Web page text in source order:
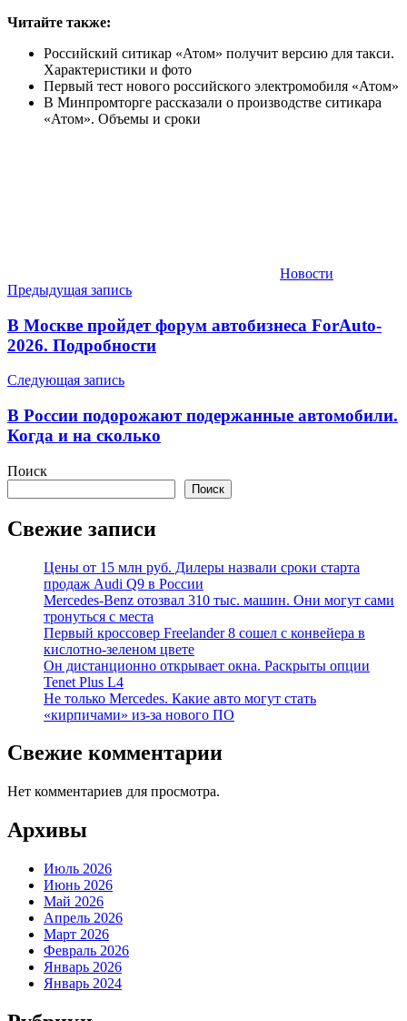
Читайте также:
Российский ситикар «Атом» получит версию для такси.
Характеристики и фото
Первый тест нового российского электромобиля «Атом»
В Минпромторге рассказали о производстве ситикара
«Атом». Объемы и сроки
Новости
Навигация
по
записям
Предыдущая запись
В Москве пройдет форум автобизнеса ForAuto-
2026. Подробности
Следующая запись
В России подорожают подержанные автомобили.
Когда и на сколько
Поиск
Поиск
Свежие записи
Цены от 15 млн руб. Дилеры назвали сроки старта
продаж Audi Q9 в России
Mercedes-Benz отозвал 310 тыс. машин. Они могут сами
тронуться с места
Первый кроссовер Freelander 8 сошел с конвейера в
кислотно-зеленом цвете
Он дистанционно открывает окна. Раскрыты опции
Tenet Plus L4
Не только Mercedes. Какие авто могут стать
«кирпичами» из-за нового ПО
Свежие комментарии
Нет комментариев для просмотра.
Архивы
Июль 2026
Июнь 2026
Май 2026
Апрель 2026
Март 2026
Февраль 2026
Январь 2026
Январь 2024